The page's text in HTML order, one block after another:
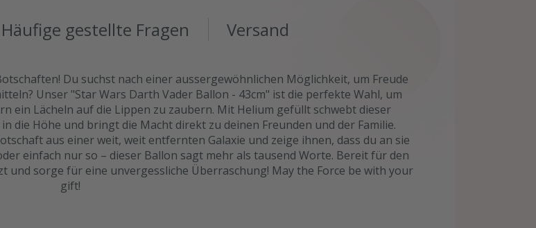
Häufige gestellte Fragen Versand
Du suchst nach einer aussergewöhnlichen Möglichkeit, um Freude
Unser "Star Wars Darth Vader Ballon - 43cm" ist die perfekte Wahl, um
ein Lächeln auf die Lippen zu zaubern. Mit Helium gefüllt schwebt dieser
die Höhe und bringt die Macht direkt zu deinen Freunden und der Familie.
aus einer weit, weit entfernten Galaxie und zeige ihnen, dass du an sie
einfach nur so – dieser Ballon sagt mehr als tausend Worte. Bereit für den
und sorge für eine unvergessliche Überraschung! May the Force be with your
gift!